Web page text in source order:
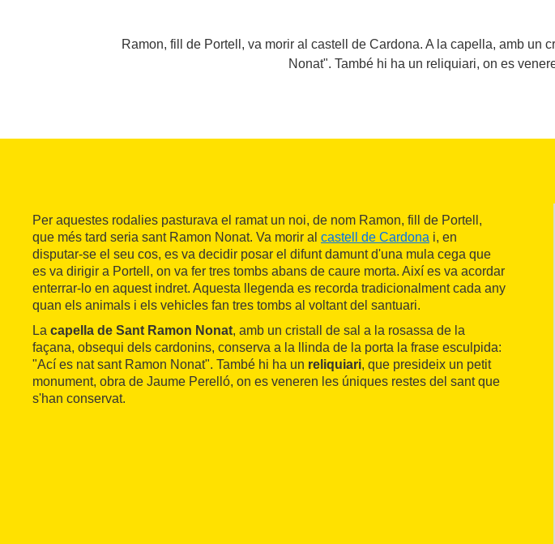
Ramon, fill de Portell, va morir al castell de Cardona. A la capella, amb
Nonat". També hi ha un reliquiari, on es
Per aquestes rodalies pasturava el ramat un noi, de nom Ramon, fill de Portell,
que més tard seria sant Ramon Nonat. Va morir al castell de Cardona i, en
disputar-se el seu cos, es va decidir posar el difunt damunt d'una mula cega que
es va dirigir a Portell, on va fer tres tombs abans de caure morta. Així es va acordar
enterrar-lo en aquest indret. Aquesta llegenda es recorda tradicionalment cada any
quan els animals i els vehicles fan tres tombs al voltant del santuari.
La capella de Sant Ramon Nonat, amb un cristall de sal a la rosassa de la
façana, obsequi dels cardonins, conserva a la llinda de la porta la frase esculpida:
"Ací es nat sant Ramon Nonat". També hi ha un reliquiari, que presideix un petit
monument, obra de Jaume Perelló, on es veneren les úniques restes del sant que
s'han conservat.